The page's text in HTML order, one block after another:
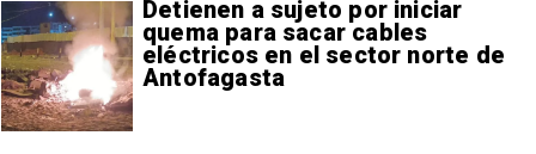
Detienen a sujeto por iniciar
quema para sacar cables
eléctricos en el sector norte de
Antofagasta